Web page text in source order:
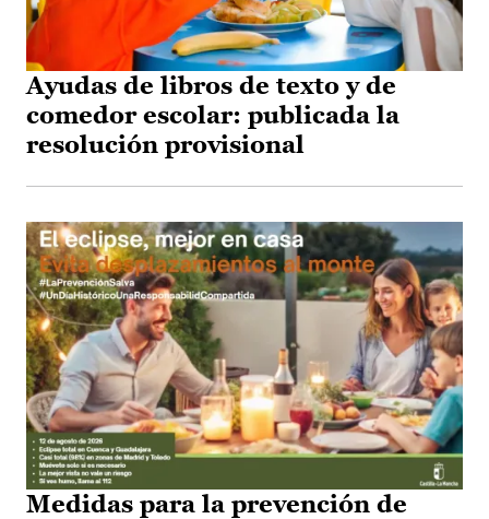
Ayudas de libros de texto y de
comedor escolar: publicada la
resolución provisional
Medidas para la prevención de